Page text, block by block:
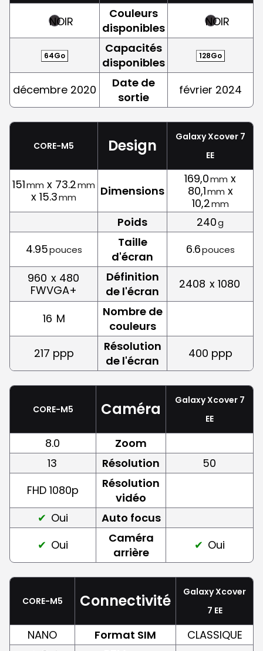
NOIR
Couleurs
disponibles
NOIR
64Go
Capacités
disponibles
128Go
décembre 2020
Date de
sortie
février 2024
CORE-M5 Design
Galaxy Xcover 7
EE
151mm x 73.2mm
x 15.3mm Dimensions
169,0mm x
80,1mm x
10,2mm
Poids 240g
4.95pouces
Taille
d'écran
6.6pouces
960 x 480
FWVGA+
Définition
de l'écran
2408 x 1080
16 M
Nombre de
couleurs
217 ppp
Résolution
de l'écran
400 ppp
CORE-M5 Caméra
Galaxy Xcover 7
EE
8.0
Zoom
13
Résolution
50
FHD 1080p
Résolution
vidéo
Oui
Auto focus
Oui
Caméra
arrière
Oui
CORE-M5 Connectivité
Galaxy Xcover
7 EE
NANO Format SIM
CLASSIQUE